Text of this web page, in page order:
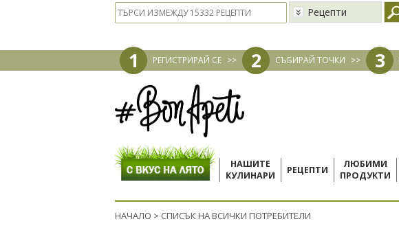
Рецепти
1 РЕГИСТРИРАЙ СЕ >> 2 СЪБИРАЙ ТОЧКИ >> 3
НАШИТЕ
КУЛИНАРИ
РЕЦЕПТИ
ЛЮБИМИ
ПРОДУКТИ
НАЧАЛО > СПИСЪК НА ВСИЧКИ ПОТРЕБИТЕЛИ